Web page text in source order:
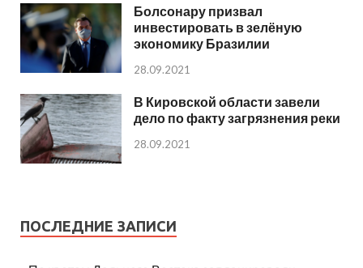
Болсонару призвал
инвестировать в зелёную
экономику Бразилии
28.09.2021
В Кировской области завели
дело по факту загрязнения реки
28.09.2021
ПОСЛЕДНИЕ ЗАПИСИ